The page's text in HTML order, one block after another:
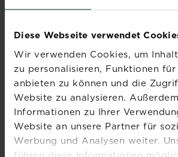
Diese Webseite verwendet
Wir verwenden Cookies, um
zu personalisieren, Funktionen für
anbieten zu können und die
Website zu analysieren.
Informationen zu Ihrer
Website an unsere Partner für
Werbung und Analysen weiter.
SUBSTRAL® Naturen®
Verfügbarkeit
vergleichen
Abonniere